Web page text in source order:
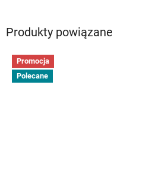
Produkty powiązane
Promocja
Polecane